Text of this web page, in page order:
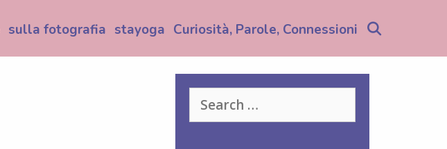
sulla fotografia stayoga Curiosità, Parole, Connessioni
for: